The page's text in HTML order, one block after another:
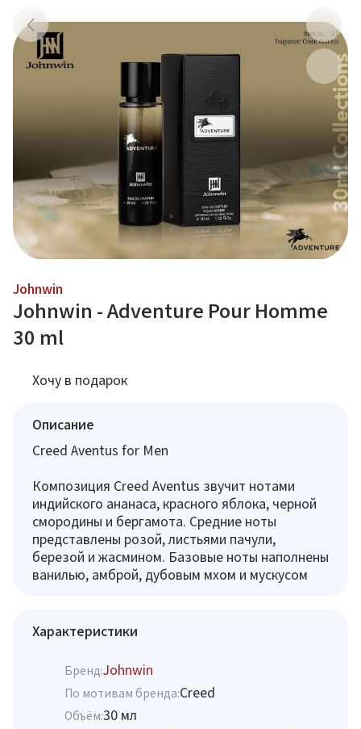
Johnwin
Johnwin - Adventure Pour Homme
30 ml
Хочу в подарок
Описание
Creed Aventus for Men
Композиция Creed Aventus звучит нотами
индийского ананаса, красного яблока, черной
смородины и бергамота. Средние ноты
представлены розой, листьями пачули,
березой и жасмином. Базовые ноты наполнены
ванилью, амброй, дубовым мхом и мускусом
Характеристики
Бренд:Johnwin
По мотивам бренда:Creed
Объём:30 мл